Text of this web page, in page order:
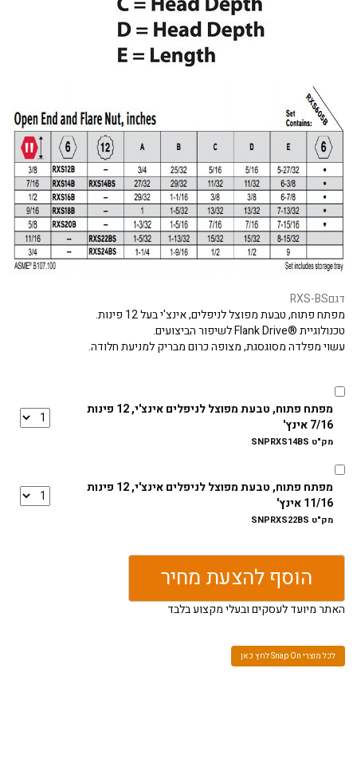
דגםRXS-BS
מפתח פתוח, טבעת מפוצל לניפלים, אינצ'י בעל 12 פינות.
טכנולוגיית ®Flank Drive לשיפור הביצועים.
עשוי מפלדה מסוגסגת, מצופה כרום מבריק למניעת חלודה.
מפתח פתוח, טבעת מפוצל לניפלים אינצ'י, 12 פינות
7/16 אינץ'
מק"ט SNPRXS14BS
מפתח פתוח, טבעת מפוצל לניפלים אינצ'י, 12 פינות
11/16 אינץ'
מק"ט SNPRXS22BS
מק"ט SNPRXS24BS
הוסף להצעת מחיר
האתר מיועד לעסקים ובעלי מקצוע בלבד
לכל מוצרי Snap On לחץ כאן